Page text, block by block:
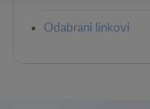
Odabrani linkovi